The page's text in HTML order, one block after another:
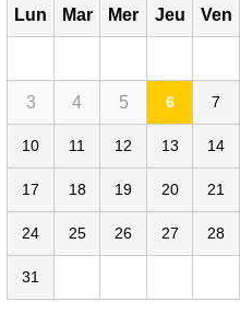
Lun Mar Mer Jeu Ven
3 4 5 6 7
10 11 12 13 14
17 18 19 20 21
24 25 26 27 28
31